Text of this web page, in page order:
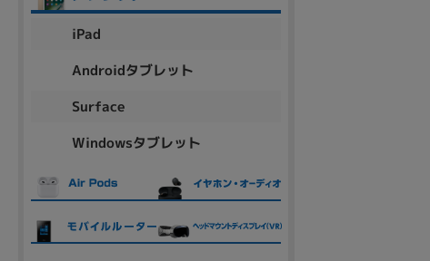
iPad
Androidタブレット
Surface
Windowsタブレット
ただし機能別のみ「and検索」となります。